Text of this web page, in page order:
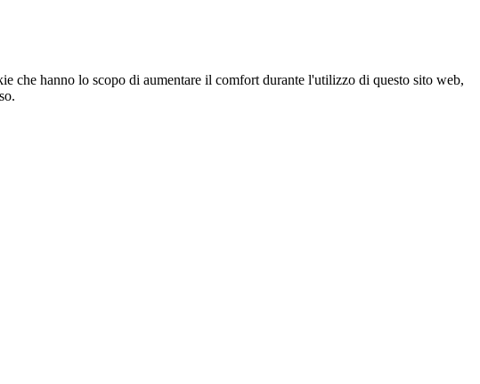
che hanno lo scopo di aumentare il comfort durante l'utilizzo di questo sito web,